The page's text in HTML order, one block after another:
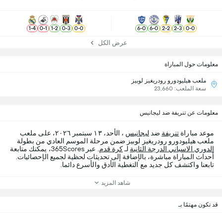
معلومات حول المباراة
ملعب هيليودورو رودريغيز لوبيز
سعة الملعب: 23,660
0
-
0
3
-
2
2
-
2
0
-
6
0
-
6
0
-
0
3
-
0
2
-
1
1
-
0
4
-
1
عرض الكل
معلومات عن تنريفة ضد ليجانيس
موعد مباراة تنريفة ضد ليجانيس
، الأحد، ١٣ سبتمبر ٢٠٢٦، على ملعب
ملعب هيليودورو رودريغيز لوبيز ضمن مرحلة الموسم العادي من بطولة
الدوري الاسباني الدرجة الثانية لـكرة قدم
. عبر 365Scores، يمكنك متابعة
أحداث المباراة مباشرة، بالإضافة إلى تحديثات لحظية لجميع الإحصائيات.
تابعنا واكتشف كل جديد مع التغطية الأدق والأسرع دائما.
شاهد المزيد
قد تكون مهتمًا بـ